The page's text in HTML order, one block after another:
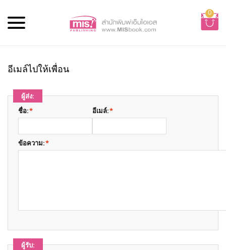
0
อีเมล์ไปให้เพื่อน
ผู้ส่ง:
*
ชื่อ: *
อีเมล์:
*
ข้อความ:
ผู้รับ: